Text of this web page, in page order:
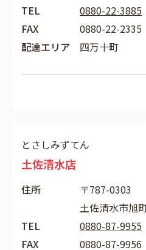
TEL
0880-22-3885
FAX
0880-22-2335
配達エリア
四万十町
とさしみずてん
土佐清水店
住所
〒787-0303
土佐清水市旭
TEL
0880-87-9955
FAX
0880-87-9956